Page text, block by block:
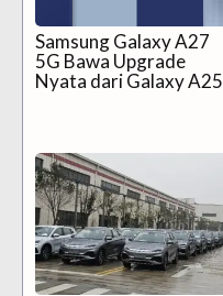
Samsung Galaxy A27
5G Bawa Upgrade
Nyata dari Galaxy A25